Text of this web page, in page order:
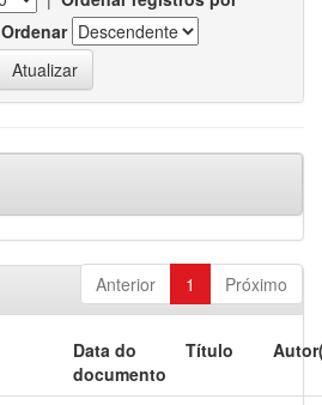
Ordenar
Anterior 1 Próximo
Data do
documento
Título